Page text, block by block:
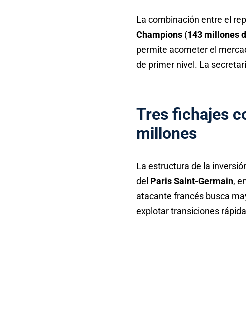
La combinación entre el
Champions (143 millones
permite acometer el
de primer nivel. La
Tres fichajes
millones
La estructura de la
del Paris Saint-Germain,
atacante francés busca
explotar transiciones